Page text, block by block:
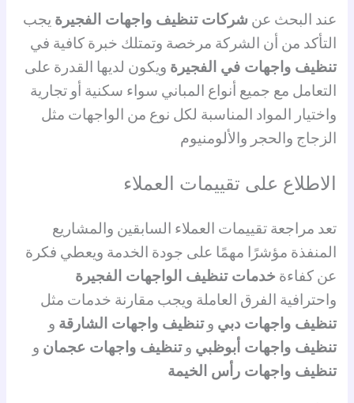
عند البحث عن شركات تنظيف واجهات الفجيرة يجب
التأكد من أن الشركة مرخصة وتمتلك خبرة كافية في
تنظيف واجهات في الفجيرة ويكون لديها القدرة على
التعامل مع جميع أنواع المباني سواء سكنية أو تجارية
واختيار المواد المناسبة لكل نوع من الواجهات مثل
الزجاج والحجر والألومنيوم
الاطلاع على تقييمات العملاء
تعد مراجعة تقييمات العملاء السابقين والمشاريع
المنفذة مؤشرًا مهمًا على جودة الخدمة ويعطي فكرة
عن كفاءة خدمات تنظيف الواجهات الفجيرة
واحترافية الفرق العاملة ويجب مقارنة خدمات مثل
تنظيف واجهات دبي وتنظيف واجهات الشارقة و
تنظيف واجهات أبوظبي وتنظيف واجهات عجمان و
تنظيف واجهات رأس الخيمة